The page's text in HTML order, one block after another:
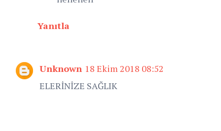
Yanıtla
Unknown 18 Ekim 2018 08:52
ELERİNİZE SAĞLIK